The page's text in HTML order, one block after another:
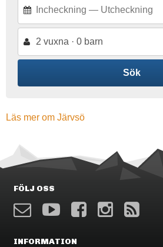
2 vuxna · 0 barn
Sök
Läs mer om Järvsö
FÖLJ OSS
INFORMATION